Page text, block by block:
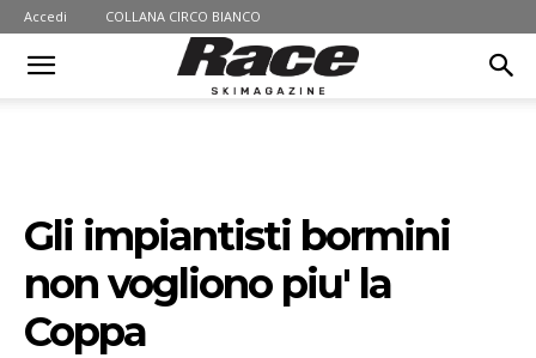
Accedi COLLANA CIRCO BIANCO
Gli impiantisti bormini
non vogliono piu' la
Coppa